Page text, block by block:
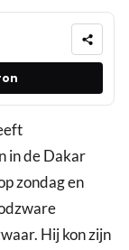
in de Dakar
zondag en
Hij kon zijn